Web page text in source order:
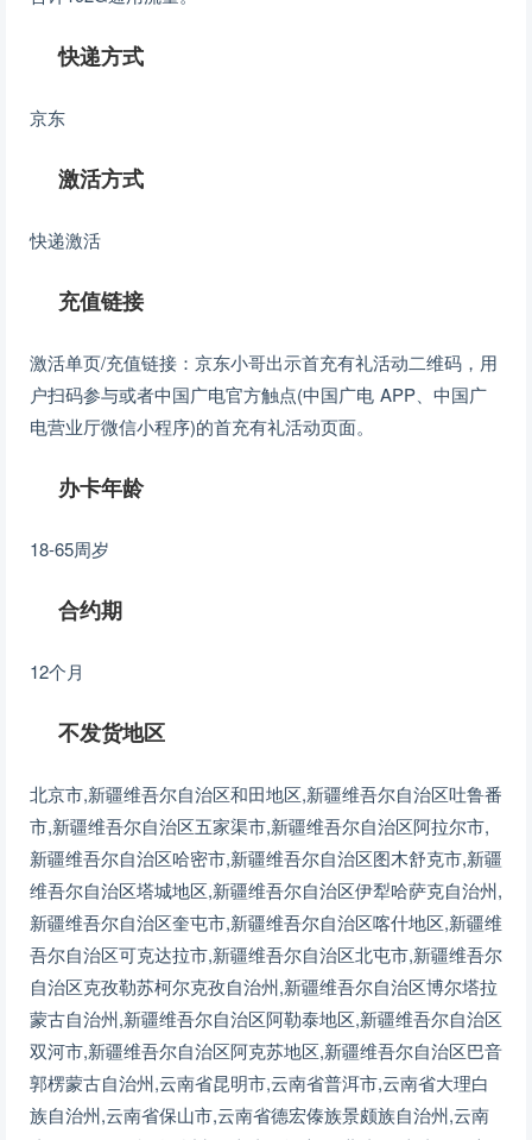
快递方式
京东
激活方式
快递激活
充值链接
激活单页/充值链接：京东小哥出示首充有礼活动二维码，用
户扫码参与或者中国广电官方触点(中国广电 APP、中国广
电营业厅微信小程序)的首充有礼活动页面。
办卡年龄
18-65周岁
合约期
12个月
不发货地区
北京市,新疆维吾尔自治区和田地区,新疆维吾尔自治区吐鲁番
市,新疆维吾尔自治区五家渠市,新疆维吾尔自治区阿拉尔市,
新疆维吾尔自治区哈密市,新疆维吾尔自治区图木舒克市,新疆
维吾尔自治区塔城地区,新疆维吾尔自治区伊犁哈萨克自治州,
新疆维吾尔自治区奎屯市,新疆维吾尔自治区喀什地区,新疆维
吾尔自治区可克达拉市,新疆维吾尔自治区北屯市,新疆维吾尔
自治区克孜勒苏柯尔克孜自治州,新疆维吾尔自治区博尔塔拉
蒙古自治州,新疆维吾尔自治区阿勒泰地区,新疆维吾尔自治区
双河市,新疆维吾尔自治区阿克苏地区,新疆维吾尔自治区巴音
郭楞蒙古自治州,云南省昆明市,云南省普洱市,云南省大理白
族自治州,云南省保山市,云南省德宏傣族景颇族自治州,云南